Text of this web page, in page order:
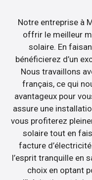
Notre entreprise à
offrir le meilleur
solaire. En
bénéficierez d’un
Nous travaillons
français, ce qui
avantageux pour
assure une
vous profiterez
solaire tout en
facture
l’esprit tranquille en
choix en optant